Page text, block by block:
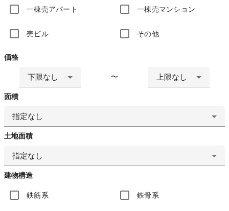
一棟売アパート 一棟売マンション
売ビル その他
価格
下限なし 〜 上限なし
面積
指定なし
土地面積
指定なし
建物構造
鉄筋系 鉄骨系